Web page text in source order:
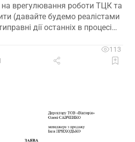
врегулювання роботи ТЦК та
(давайте будемо реалістами
дії останніх в процесі
113